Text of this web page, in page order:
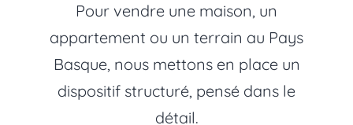
Pour vendre une maison, un
appartement ou un terrain au Pays
Basque, nous mettons en place un
dispositif structuré, pensé dans le
détail.